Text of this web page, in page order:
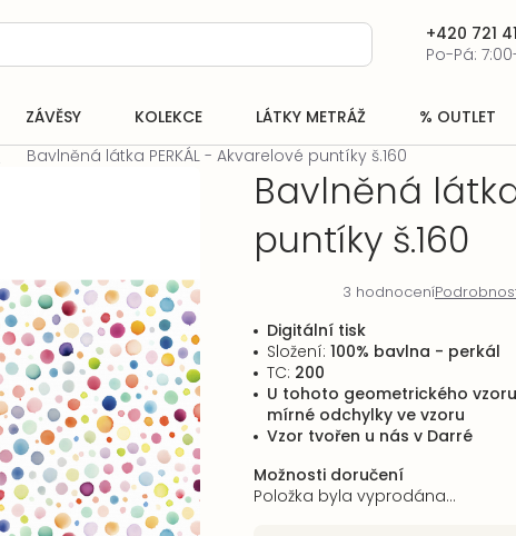
+420 721
Po-Pá:
ZÁVĚSY KOLEKCE LÁTKY METRÁŽ % OUTLET
Bavlněná látka PERKÁL - Akvarelové puntíky š.160
Bavlněná
puntíky š.160
hodnocení
produktu
5,0
hvězdiček.
3 hodnocení
Možnosti doručení
Položka byla vyprodána…
Digitální tisk
Složení: 100% bavlna - perkál
TC: 200
U tohoto geometrického
mírné odchylky ve vzoru
Vzor tvořen u nás v Darré